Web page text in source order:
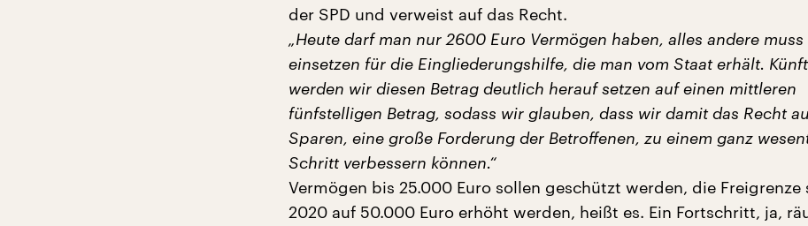
der SPD und verweist auf das Recht.
„Heute darf man nur 2600 Euro Vermögen haben, alles andere muss
einsetzen für die Eingliederungshilfe, die man vom Staat erhält.
werden wir diesen Betrag deutlich herauf setzen auf einen mittleren
fünfstelligen Betrag, sodass wir glauben, dass wir damit das Recht
Sparen, eine große Forderung der Betroffenen, zu einem ganz
Schritt verbessern können.“
Vermögen bis 25.000 Euro sollen geschützt werden, die Freigrenze
2020 auf 50.000 Euro erhöht werden, heißt es. Ein Fortschritt, ja,